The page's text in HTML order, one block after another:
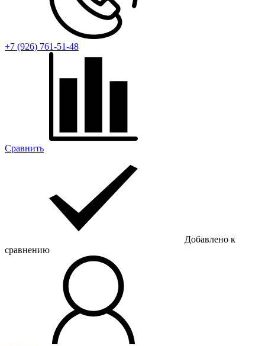
+7 (926) 761-51-48
Сравнить
Добавлено к
сравнению